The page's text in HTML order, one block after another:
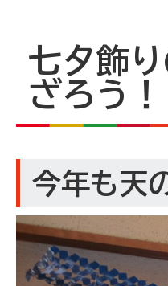
七夕飾
ざろう！
今年も